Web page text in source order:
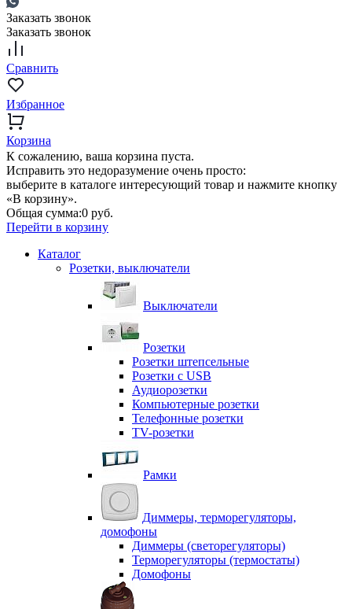
Заказать звонок
Заказать звонок
Сравнить
Избранное
Корзина
К сожалению, ваша корзина пуста.
Исправить это недоразумение очень просто:
выберите в каталоге интересующий товар и нажмите кнопку
«В корзину».
Общая сумма:0 руб.
Перейти в корзину
Каталог
Розетки, выключатели
Выключатели
Розетки
Розетки штепсельные
Розетки с USB
Аудиорозетки
Компьютерные розетки
Телефонные розетки
TV-розетки
Рамки
Диммеры, терморегуляторы,
домофоны
Диммеры (светорегуляторы)
Терморегуляторы (термостаты)
Домофоны